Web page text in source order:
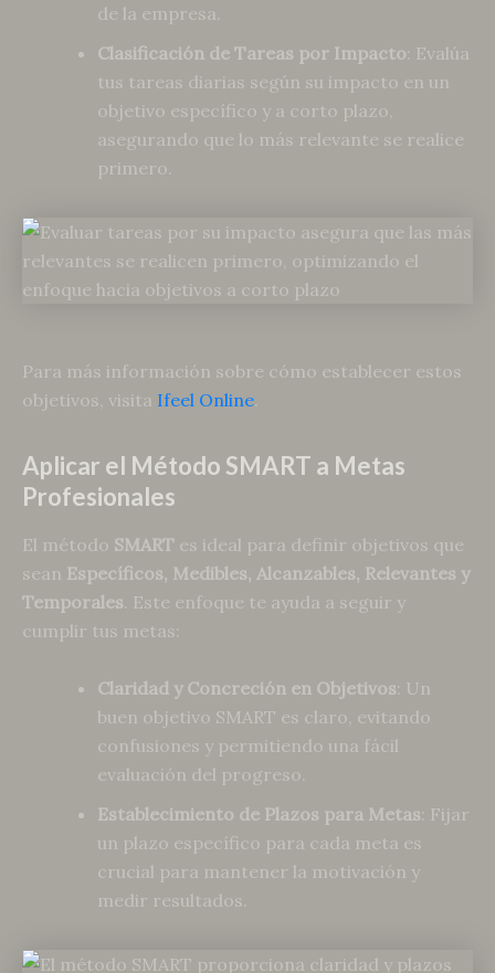
de la empresa.
Clasificación de Tareas por Impacto: Evalúa
tus tareas diarias según su impacto en un
objetivo específico y a corto plazo,
asegurando que lo más relevante se realice
primero.
Para más información sobre cómo establecer estos
objetivos, visita Ifeel Online
Aplicar el Método SMART a Metas
Profesionales
El método SMART es ideal para definir objetivos que
sean Específicos, Medibles, Alcanzables, Relevantes y
Temporales. Este enfoque te ayuda a seguir y
cumplir tus metas:
Claridad y Concreción en Objetivos: Un
buen objetivo SMART es claro, evitando
confusiones y permitiendo una fácil
evaluación del progreso.
Establecimiento de Plazos para Metas: Fijar
un plazo específico para cada meta es
crucial para mantener la motivación y
medir resultados.